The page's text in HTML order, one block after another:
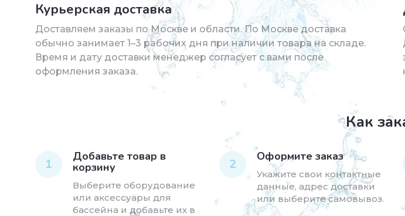
Курьерская доставка
Доставляем заказы по Москве и области. По Москве доставка
обычно занимает 1–3 рабочих дня при наличии товара на складе.
Время и дату доставки менеджер согласует с вами после
оформления заказа.
Как
1 Добавьте товар в
корзину
Выберите оборудование
или аксессуары для
бассейна и добавьте их в
2 Оформите заказ
Укажите свои контактные
данные, адрес доставки
или выберите самовывоз.